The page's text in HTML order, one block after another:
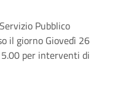
Pubblico
il giorno Giovedì 26
per interventi di